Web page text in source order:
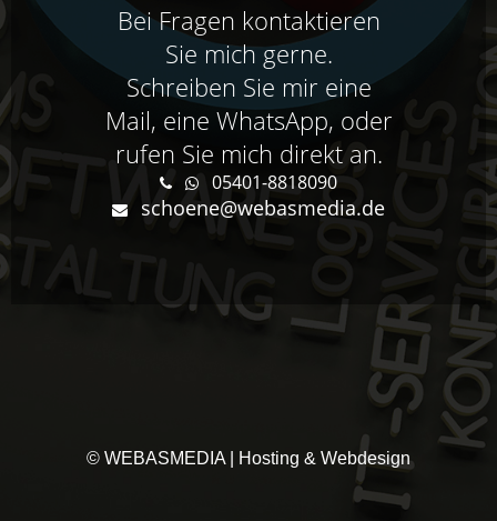
Bei Fragen kontaktieren
Sie mich gerne.
Schreiben Sie mir eine
Mail, eine WhatsApp, oder
rufen Sie mich direkt an.
05401-8818090
schoene@webasmedia.de
© WEBASMEDIA | Hosting & Webdesign